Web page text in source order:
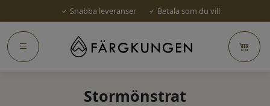
Snabba leveranser Betala som du vill
Stormönstrat